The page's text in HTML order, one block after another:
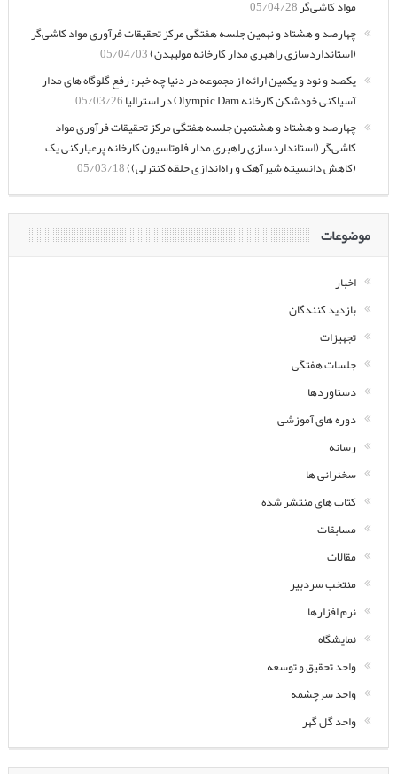
مواد کاشی‌گر05/04/28
چهارصد و هشتاد و نهمین جلسه هفتگی مرکز تحقیقات فرآوری مواد کاشی‌گر
(استانداردسازی راهبری مدار کارخانه مولیبدن)05/04/03
یکصد و نود و یکمین ارائه از مجموعه در دنیا چه خبر: رفع گلوگاه های مدار
آسیاکنی خودشکن کارخانه Olympic Dam در استرالیا
05/03/26
چهارصد و هشتاد و هشتمین جلسه هفتگی مرکز تحقیقات فرآوری مواد
کاشی‌گر (استانداردسازی راهبری مدار فلوتاسیون کارخانه پرعیارکنی یک
(کاهش دانسیته شیرآهک و راه‌اندازی حلقه کنترلی))05/03/18
موضوعات
اخبار
بازدید کنندگان
تجهیزات
جلسات هفتگی
دستاوردها
دوره های آموزشی
رسانه
سخنرانی ها
کتاب های منتشر شده
مسابقات
مقالات
منتخب سردبیر
نرم افزارها
نمایشگاه
واحد تحقیق و توسعه
واحد سرچشمه
واحد گل گهر